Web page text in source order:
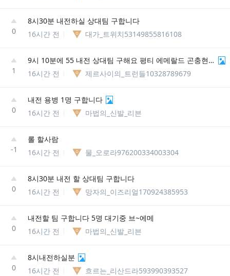
0
8시30분 내전하실 상대팀 구합니다
16시간 전
대가_트위치53149855816108
1
9시 10분에 55 내전 상대팀 구해요 평티 에메랄드 곤충현#kr3
16시간 전
제르사이의_트런들10328789679
0
내전 용병 1명 구합니다
16시간 전
마법의_신발_리븐
-1
롤 할사람
16시간 전
물_오로라976200334003304
0
8시30분 내전 할 상대팀 구합니다
16시간 전
망자의_이즈리얼170924385953
0
내전할 팀 구합니다 5명 대기중 브~에메
16시간 전
마법의_신발_리븐
0
8시내전하실분
16시간 전
흐르는_리산드라593990393527